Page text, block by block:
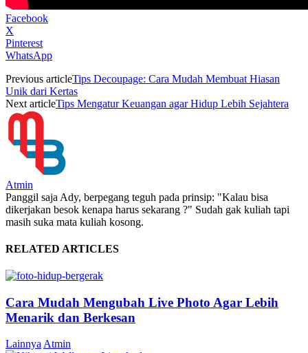
Facebook
X
Pinterest
WhatsApp
Previous articleTips Decoupage: Cara Mudah Membuat Hiasan
Unik dari Kertas
Next articleTips Mengatur Keuangan agar Hidup Lebih Sejahtera
Atmin
Panggil saja Ady, berpegang teguh pada prinsip: "Kalau bisa
dikerjakan besok kenapa harus sekarang ?" Sudah gak kuliah tapi
masih suka mata kuliah kosong.
RELATED ARTICLES
Cara Mudah Mengubah Live Photo Agar Lebih
Menarik dan Berkesan
LainnyaAtmin